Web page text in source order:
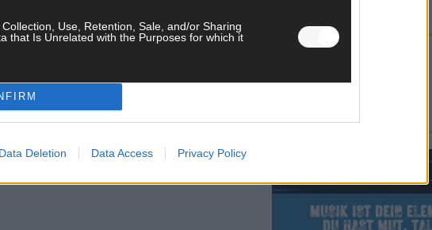
Use, Retention, Sale, and/or Sharing
that Is Unrelated with the Purposes for which it
Data Deletion Data Access Privacy Policy
CHECK UNS AUF FACEBOOK
AD